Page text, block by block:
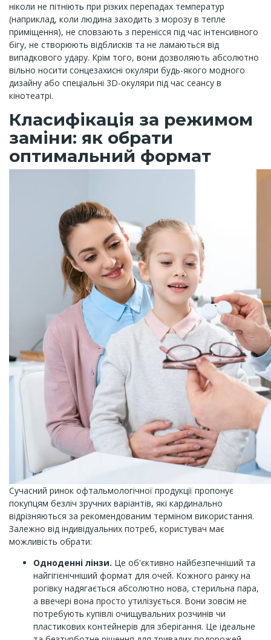
ніколи не пітніють при різких перепадах температур
(наприклад, коли людина заходить з морозу в тепле
приміщення), не сповзають з перенісся під час інтенсивного
бігу, не створюють відблисків та не ламаються від
випадкового удару. Крім того, вони дозволяють абсолютно
вільно носити сонцезахисні окуляри будь-якого модного
дизайну або спеціальні 3D-окуляри під час сеансу в
кінотеатрі.
Класифікація за режимом
заміни: як обрати
оптимальний формат
Сучасний ринок офтальмологічної продукції пропонує
покупцям безліч зручних варіантів, які кардинально
відрізняються за рекомендованим терміном використання.
Залежно від індивідуальних потреб, користувач має
можливість обрати:
Одноденні лінзи. Це об'єктивно найбезпечніший та
найгігієнічніший формат для очей. Кожного ранку на
рогівку надягається абсолютно нова, стерильна пара,
а ввечері вона просто утилізується. Вони зовсім не
потребують купівлі очищувальних розчинів чи
пластикових контейнерів для зберігання. Це ідеальне